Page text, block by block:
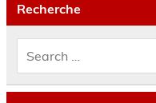
Recherche